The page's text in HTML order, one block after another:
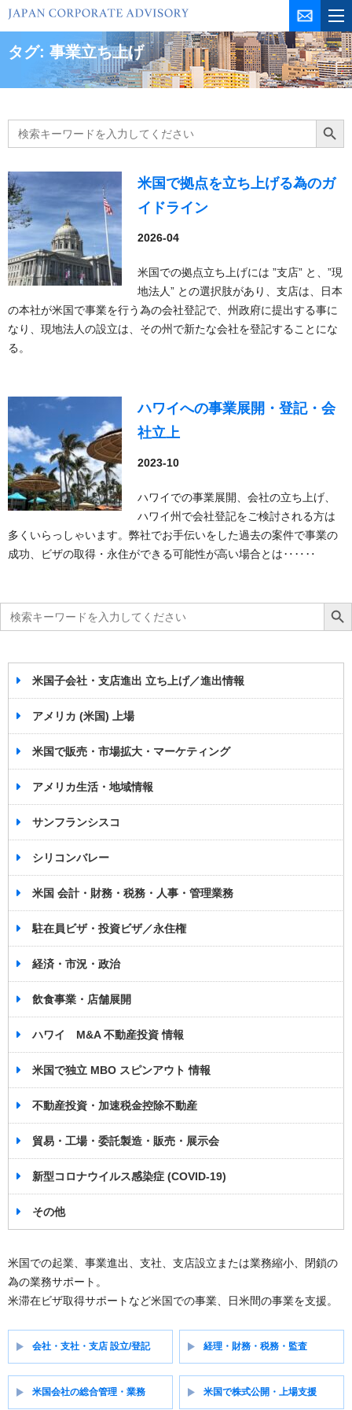
コ
ス
プ
タグ: 事業立ち上げ
Search
for:
Search
米国で拠点を立ち上げる為のガ
イドライン
2026-04
米国での拠点立ち上げには ”支店” と、”現
地法人” との選択肢があり、支店は、日本
の本社が米国で事業を行う為の会社登記で、州政府に提出する事に
なり、現地法人の設立は、その州で新たな会社を登記することにな
る。
ハワイへの事業展開・登記・会
社立上
2023-10
ハワイでの事業展開、会社の立ち上げ、
ハワイ州で会社登記をご検討される方は
多くいらっしゃいます。弊社でお手伝いをした過去の案件で事業の
成功、ビザの取得・永住ができる可能性が高い場合とは‥‥‥
Search
for:
Search
米国子会社・支店進出 立ち上げ／進出情報
アメリカ (米国) 上場
米国で販売・市場拡大・マーケティング
アメリカ生活・地域情報
サンフランシスコ
シリコンバレー
米国 会計・財務・税務・人事・管理業務
駐在員ビザ・投資ビザ／永住権
経済・市況・政治
飲食事業・店舗展開
ハワイ M&A 不動産投資 情報
米国で独立 MBO スピンアウト 情報
不動産投資・加速税金控除不動産
貿易・工場・委託製造・販売・展示会
新型コロナウイルス感染症 (COVID-19)
その他
米国での起業、事業進出、支社、支店設立または業務縮小、閉鎖の
為の業務サポート。
米滞在ビザ取得サポートなど米国での事業、日米間の事業を支援。
会社・支社・支店 設立/登記 経理・財務・税務・監査
米国会社の総合管理・業務 米国で株式公開・上場支援